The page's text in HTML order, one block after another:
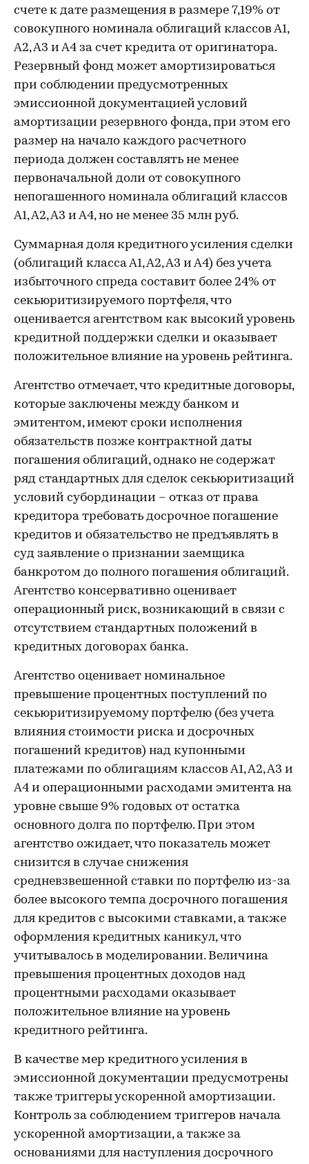
счете к дате размещения в размере 7,19% от
совокупного номинала облигаций классов А1,
А2, А3 и А4 за счет кредита от оригинатора.
Резервный фонд может амортизироваться
при соблюдении предусмотренных
эмиссионной документацией условий
амортизации резервного фонда, при этом его
размер на начало каждого расчетного
периода должен составлять не менее
первоначальной доли от совокупного
непогашенного номинала облигаций классов
А1, А2, А3 и А4, но не менее 35 млн руб.
Суммарная доля кредитного усиления сделки
(облигаций класса А1, А2, А3 и А4) без учета
избыточного спреда составит более 24% от
секьюритизируемого портфеля, что
оценивается агентством как высокий уровень
кредитной поддержки сделки и оказывает
положительное влияние на уровень рейтинга.
Агентство отмечает, что кредитные договоры,
которые заключены между банком и
эмитентом, имеют сроки исполнения
обязательств позже контрактной даты
погашения облигаций, однако не содержат
ряд стандартных для сделок секьюритизаций
условий субординации – отказ от права
кредитора требовать досрочное погашение
кредитов и обязательство не предъявлять в
суд заявление о признании заемщика
банкротом до полного погашения облигаций.
Агентство консервативно оценивает
операционный риск, возникающий в связи с
отсутствием стандартных положений в
кредитных договорах банка.
Агентство оценивает номинальное
превышение процентных поступлений по
секьюритизируемому портфелю (без учета
влияния стоимости риска и досрочных
погашений кредитов) над купонными
платежами по облигациям классов А1, А2, А3 и
А4 и операционными расходами эмитента на
уровне свыше 9% годовых от остатка
основного долга по портфелю. При этом
агентство ожидает, что показатель может
снизится в случае снижения
средневзвешенной ставки по портфелю из-за
более высокого темпа досрочного погашения
для кредитов с высокими ставками, а также
оформления кредитных каникул, что
учитывалось в моделировании. Величина
превышения процентных доходов над
процентными расходами оказывает
положительное влияние на уровень
кредитного рейтинга.
В качестве мер кредитного усиления в
эмиссионной документации предусмотрены
также триггеры ускоренной амортизации.
Контроль за соблюдением триггеров начала
ускоренной амортизации, а также за
основаниями для наступления досрочного